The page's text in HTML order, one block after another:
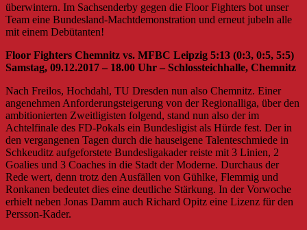
überwintern. Im Sachsenderby gegen die Floor Fighters bot unser
Team eine Bundesland-Machtdemonstration und erneut jubeln alle
mit einem Debütanten!
Floor Fighters Chemnitz vs. MFBC Leipzig 5:13 (0:3, 0:5, 5:5)
Samstag, 09.12.2017 – 18.00 Uhr – Schlossteichhalle, Chemnitz
Nach Freilos, Hochdahl, TU Dresden nun also Chemnitz. Einer
angenehmen Anforderungsteigerung von der Regionalliga, über den
ambitionierten Zweitligisten folgend, stand nun also der im
Achtelfinale des FD-Pokals ein Bundesligist als Hürde fest. Der in
den vergangenen Tagen durch die hauseigene Talenteschmiede in
Schkeuditz aufgeforstete Bundesligakader reiste mit 3 Linien, 2
Goalies und 3 Coaches in die Stadt der Moderne. Durchaus der
Rede wert, denn trotz den Ausfällen von Gühlke, Flemmig und
Ronkanen bedeutet dies eine deutliche Stärkung. In der Vorwoche
erhielt neben Jonas Damm auch Richard Opitz eine Lizenz für den
Persson-Kader.